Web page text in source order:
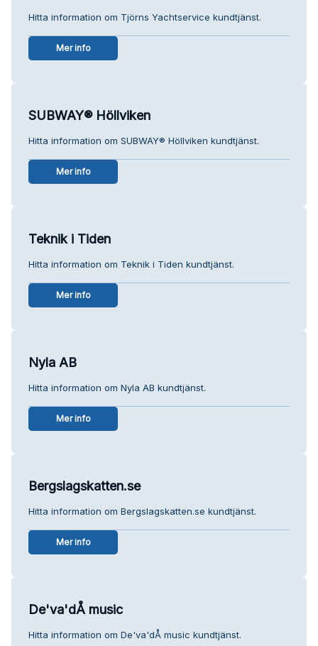
Hitta information om Tjörns Yachtservice kundtjänst.
Mer info
SUBWAY® Höllviken
Hitta information om SUBWAY® Höllviken kundtjänst.
Mer info
Teknik i Tiden
Hitta information om Teknik i Tiden kundtjänst.
Mer info
Nyla AB
Hitta information om Nyla AB kundtjänst.
Mer info
Bergslagskatten.se
Hitta information om Bergslagskatten.se kundtjänst.
Mer info
De'va'dÅ music
Hitta information om De'va'dÅ music kundtjänst.